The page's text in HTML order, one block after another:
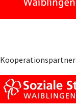
Kooperationspartner